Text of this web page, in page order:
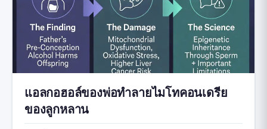
แอลกอฮอล์ของพ่อทำลายไมโทคอนเดรีย
ของลูกหลาน